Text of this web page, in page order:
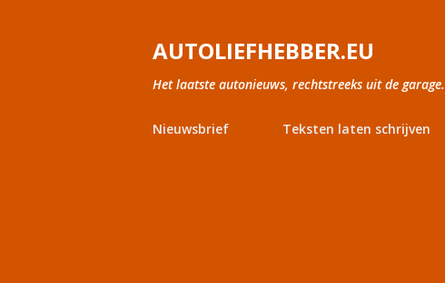
AUTOLIEFHEBBER.EU
Het laatste autonieuws, rechtstreeks uit de garage.
Nieuwsbrief Teksten laten schrijven